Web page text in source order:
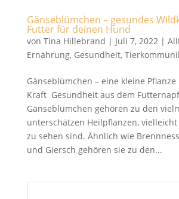
Gänseblümchen – gesundes
Futter für deinen Hund
von Tina Hillebrand | Juli 7, 2022|
Ernährung, Gesundheit,
Gänseblümchen – eine kleine
Kraft Gesundheit aus dem
Gänseblümchen gehören zu den
unterschätzen Heilpflanzen,
zu sehen sind. Ähnlich wie
und Giersch gehören sie zu den...